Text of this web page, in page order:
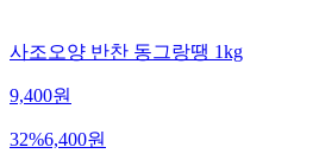
사조오양 반찬 동그랑땡 1kg
9,400원
32%6,400원